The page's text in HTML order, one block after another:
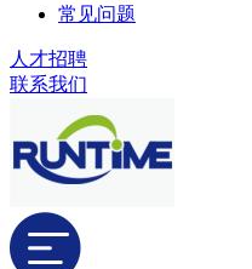
常见问题
人才招聘
联系我们